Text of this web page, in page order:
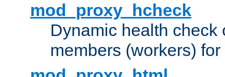
mod_proxy_hcheck
Dynamic health check
members (workers) for